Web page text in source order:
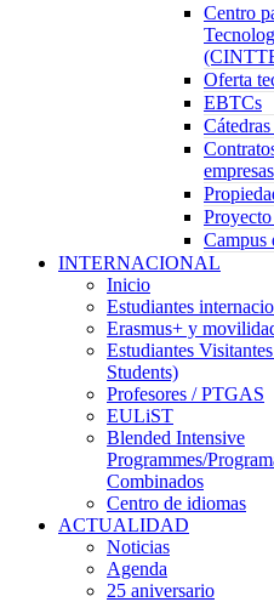
Centro
Oferta
EBTCs
empresas
Campus
INTERNACIONAL
Inicio
Estudiantes
Erasmus+ y
Estudiantes
Students)
Profesores / PTGAS
EULiST
Blended Intensive
Programmes/
Combinados
Centro de idiomas
ACTUALIDAD
Noticias
Agenda
25 aniversario